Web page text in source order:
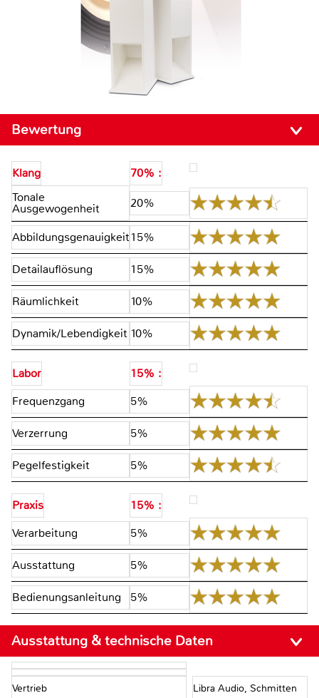
Bewertung
Klang
70% :
Tonale
Ausgewogenheit 20%
Abbildungsgenauigkeit15%
Detailauflösung 15%
Räumlichkeit 10%
Dynamik/Lebendigkeit 10%
Labor
15% :
Frequenzgang
5%
Verzerrung 5%
Pegelfestigkeit 5%
Praxis
15% :
Verarbeitung
5%
Ausstattung 5%
Bedienungsanleitung 5%
Ausstattung & technische Daten
Vertrieb Libra Audio, Schmitten